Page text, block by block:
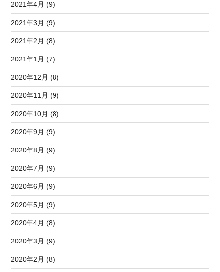
2021年4月 (9)
2021年3月 (9)
2021年2月 (8)
2021年1月 (7)
2020年12月 (8)
2020年11月 (9)
2020年10月 (8)
2020年9月 (9)
2020年8月 (9)
2020年7月 (9)
2020年6月 (9)
2020年5月 (9)
2020年4月 (8)
2020年3月 (9)
2020年2月 (8)